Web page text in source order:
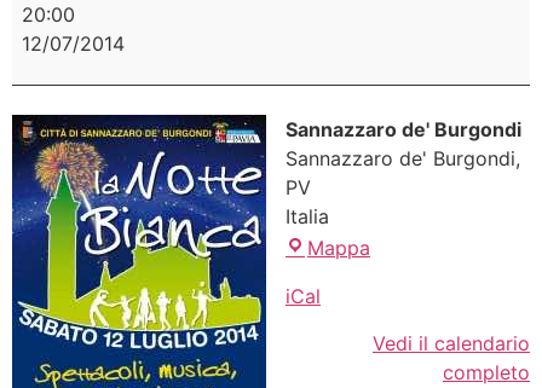
20:00
12/07/2014
Sannazzaro de' Burgondi
Sannazzaro de' Burgondi,
PV
Italia
Mappa
iCal
Vedi il calendario
completo